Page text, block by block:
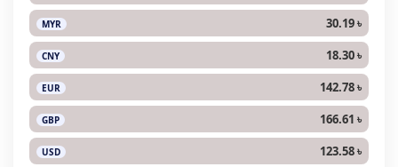
MYR 30.19 ৳
CNY 18.30 ৳
EUR 142.78 ৳
GBP 166.61 ৳
USD 123.58 ৳